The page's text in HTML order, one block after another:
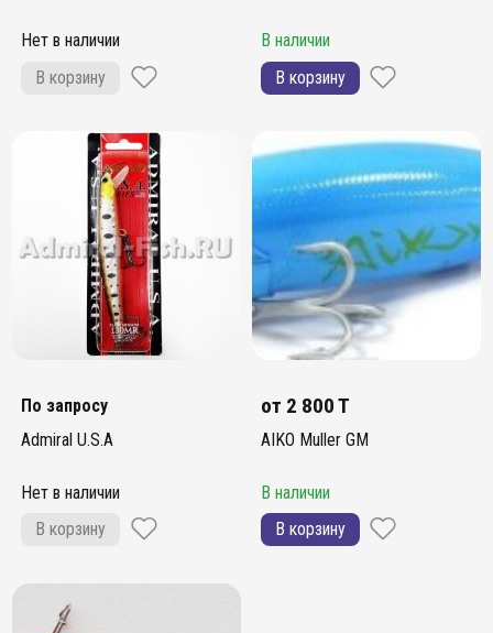
Нет в наличии
В корзину
В наличии
В корзину
По запросу
Admiral U.S.A
Нет в наличии
В корзину
от 2 800 T
AIKO Muller GM
В наличии
В корзину